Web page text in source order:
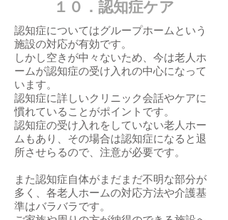
​１０．認知症ケア
認知症についてはグループホームという
施設の対応が有効です。
しかし空きが中々ないため、今は老人ホ
ームが認知症の受け入れの中心になって
います。
認知症に詳しいクリニック会話やケアに
慣れていることがポイントです。
認知症の受け入れをしていない老人ホー
ムもあり、その場合は認知症になると退
所させらるので、注意が必要です。
また認知症自体がまだまだ不明な部分が
多く、各老人ホームの対応方法や介護基
準はバラバラです。